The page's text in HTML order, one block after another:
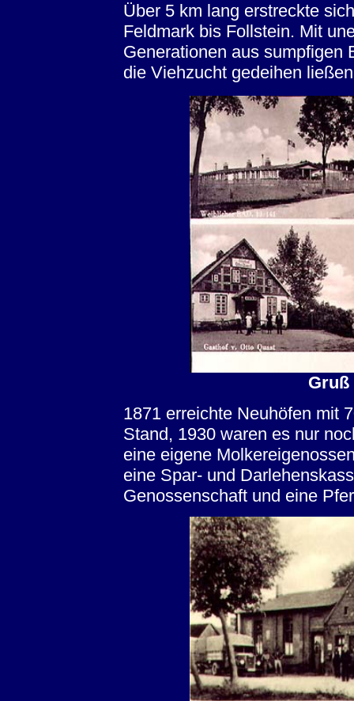
Über 5 km lang erstreckte
Feldmark bis Follstein. Mit
Generationen aus sumpfigen
die Viehzucht gedeihen
Gruß
1871 erreichte Neuhöfen mit
Stand, 1930 waren es nur
eine eigene
eine Spar- und
Genossenschaft und eine